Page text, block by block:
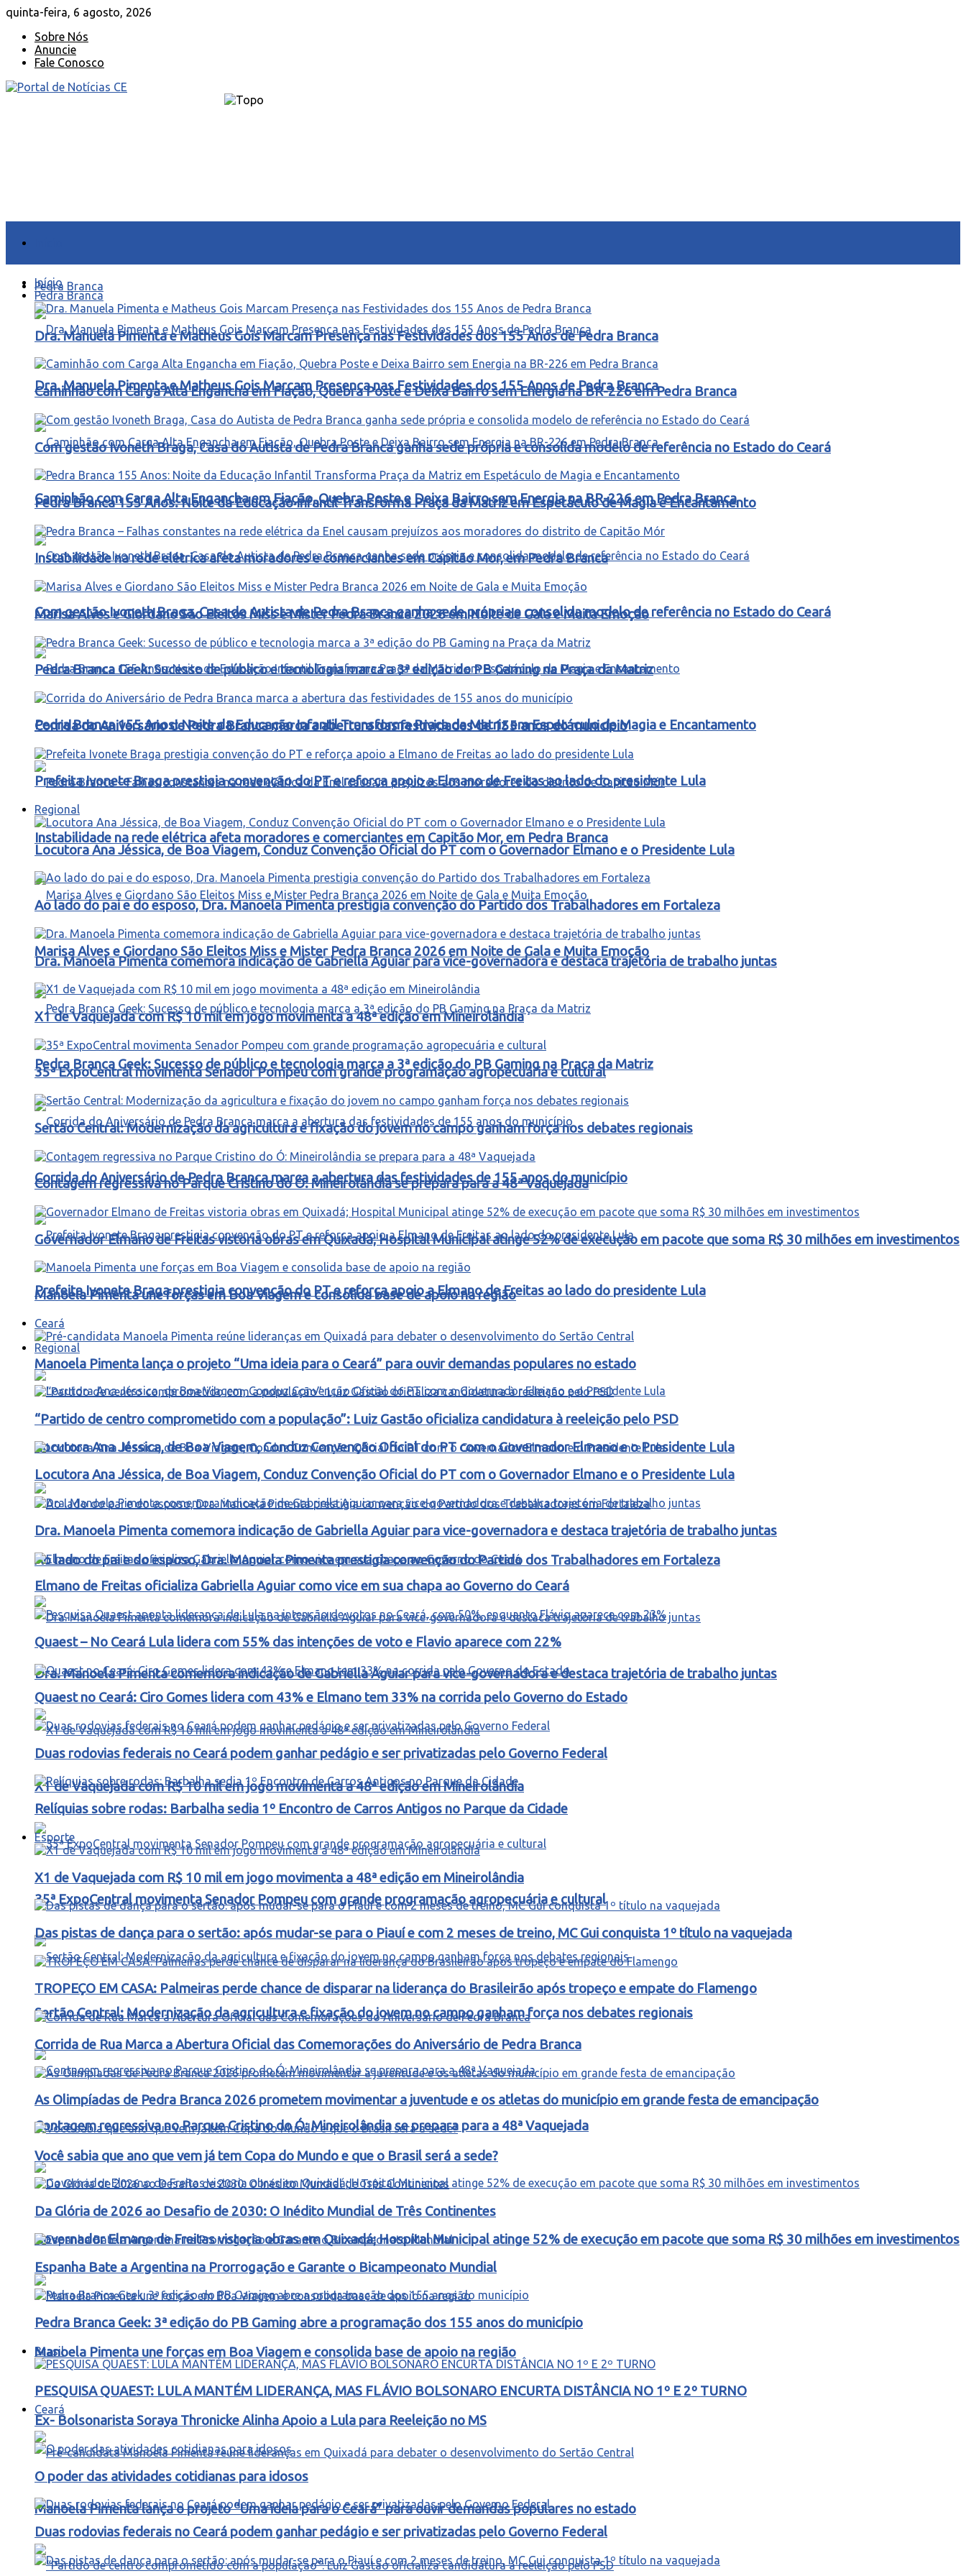
quinta-feira, 6 agosto, 2026
Sobre Nós
Anuncie
Fale Conosco
Pedra Branca
Dra. Manuela Pimenta e Matheus Gois Marcam Presença nas Festividades dos 155 Anos de Pedra Branca
Caminhão com Carga Alta Engancha em Fiação, Quebra Poste e Deixa Bairro sem Energia na BR-226 em Pedra Branca
Com gestão Ivoneth Braga, Casa do Autista de Pedra Branca ganha sede própria e consolida modelo de referência no Estado do Ceará
Pedra Branca 155 Anos: Noite da Educação Infantil Transforma Praça da Matriz em Espetáculo de Magia e Encantamento
Instabilidade na rede elétrica afeta moradores e comerciantes em Capitão Mor, em Pedra Branca
Marisa Alves e Giordano São Eleitos Miss e Mister Pedra Branca 2026 em Noite de Gala e Muita Emoção
Pedra Branca Geek: Sucesso de público e tecnologia marca a 3ª edição do PB Gaming na Praça da Matriz
Corrida do Aniversário de Pedra Branca marca a abertura das festividades de 155 anos do município
Prefeita Ivonete Braga prestigia convenção do PT e reforça apoio a Elmano de Freitas ao lado do presidente Lula
Regional
Locutora Ana Jéssica, de Boa Viagem, Conduz Convenção Oficial do PT com o Governador Elmano e o Presidente Lula
Ao lado do pai e do esposo, Dra. Manoela Pimenta prestigia convenção do Partido dos Trabalhadores em Fortaleza
Dra. Manoela Pimenta comemora indicação de Gabriella Aguiar para vice-governadora e destaca trajetória de trabalho juntas
X1 de Vaquejada com R$ 10 mil em jogo movimenta a 48ª edição em Mineirolândia
35ª ExpoCentral movimenta Senador Pompeu com grande programação agropecuária e cultural
Sertão Central: Modernização da agricultura e fixação do jovem no campo ganham força nos debates regionais
Contagem regressiva no Parque Cristino do Ó: Mineirolândia se prepara para a 48ª Vaquejada
Governador Elmano de Freitas vistoria obras em Quixadá; Hospital Municipal atinge 52% de execução em pacote que soma R$ 30 milhões em investimentos
Manoela Pimenta une forças em Boa Viagem e consolida base de apoio na região
Ceará
Manoela Pimenta lança o projeto “Uma ideia para o Ceará” para ouvir demandas populares no estado
Início
Pedra Branca
Dra. Manuela Pimenta e Matheus Gois Marcam Presença nas Festividades dos 155 Anos de Pedra Branca
Caminhão com Carga Alta Engancha em Fiação, Quebra Poste e Deixa Bairro sem Energia na BR-226 em Pedra Branca
Com gestão Ivoneth Braga, Casa do Autista de Pedra Branca ganha sede própria e consolida modelo de referência no Estado do Ceará
Pedra Branca 155 Anos: Noite da Educação Infantil Transforma Praça da Matriz em Espetáculo de Magia e Encantamento
Instabilidade na rede elétrica afeta moradores e comerciantes em Capitão Mor, em Pedra Branca
Marisa Alves e Giordano São Eleitos Miss e Mister Pedra Branca 2026 em Noite de Gala e Muita Emoção
Pedra Branca Geek: Sucesso de público e tecnologia marca a 3ª edição do PB Gaming na Praça da Matriz
Corrida do Aniversário de Pedra Branca marca a abertura das festividades de 155 anos do município
Prefeita Ivonete Braga prestigia convenção do PT e reforça apoio a Elmano de Freitas ao lado do presidente Lula
Regional
Locutora Ana Jéssica, de Boa Viagem, Conduz Convenção Oficial do PT com o Governador Elmano e o Presidente Lula
Ao lado do pai e do esposo, Dra. Manoela Pimenta prestigia convenção do Partido dos Trabalhadores em Fortaleza
Dra. Manoela Pimenta comemora indicação de Gabriella Aguiar para vice-governadora e destaca trajetória de trabalho juntas
X1 de Vaquejada com R$ 10 mil em jogo movimenta a 48ª edição em Mineirolândia
35ª ExpoCentral movimenta Senador Pompeu com grande programação agropecuária e cultural
Sertão Central: Modernização da agricultura e fixação do jovem no campo ganham força nos debates regionais
Contagem regressiva no Parque Cristino do Ó: Mineirolândia se prepara para a 48ª Vaquejada
Governador Elmano de Freitas vistoria obras em Quixadá; Hospital Municipal atinge 52% de execução em pacote que soma R$ 30 milhões em investimentos
Manoela Pimenta une forças em Boa Viagem e consolida base de apoio na região
Ceará
Manoela Pimenta lança o projeto “Uma ideia para o Ceará” para ouvir demandas populares no estado
“Partido de centro comprometido com a população”: Luiz Gastão oficializa candidatura à reeleição pelo PSD
Locutora Ana Jéssica, de Boa Viagem, Conduz Convenção Oficial do PT com o Governador Elmano e o Presidente Lula
Dra. Manoela Pimenta comemora indicação de Gabriella Aguiar para vice-governadora e destaca trajetória de trabalho juntas
Elmano de Freitas oficializa Gabriella Aguiar como vice em sua chapa ao Governo do Ceará
Quaest – No Ceará Lula lidera com 55% das intenções de voto e Flavio aparece com 22%
Quaest no Ceará: Ciro Gomes lidera com 43% e Elmano tem 33% na corrida pelo Governo do Estado
Duas rodovias federais no Ceará podem ganhar pedágio e ser privatizadas pelo Governo Federal
Relíquias sobre rodas: Barbalha sedia 1º Encontro de Carros Antigos no Parque da Cidade
Esporte
X1 de Vaquejada com R$ 10 mil em jogo movimenta a 48ª edição em Mineirolândia
Das pistas de dança para o sertão: após mudar-se para o Piauí e com 2 meses de treino, MC Gui conquista 1º título na vaquejada
TROPEÇO EM CASA: Palmeiras perde chance de disparar na liderança do Brasileirão após tropeço e empate do Flamengo
Corrida de Rua Marca a Abertura Oficial das Comemorações do Aniversário de Pedra Branca
As Olimpíadas de Pedra Branca 2026 prometem movimentar a juventude e os atletas do município em grande festa de emancipação
Você sabia que ano que vem já tem Copa do Mundo e que o Brasil será a sede?
Da Glória de 2026 ao Desafio de 2030: O Inédito Mundial de Três Continentes
Espanha Bate a Argentina na Prorrogação e Garante o Bicampeonato Mundial
Pedra Branca Geek: 3ª edição do PB Gaming abre a programação dos 155 anos do município
Brasil
PESQUISA QUAEST: LULA MANTÉM LIDERANÇA, MAS FLÁVIO BOLSONARO ENCURTA DISTÂNCIA NO 1º E 2º TURNO
Ex- Bolsonarista Soraya Thronicke Alinha Apoio a Lula para Reeleição no MS
O poder das atividades cotidianas para idosos
Duas rodovias federais no Ceará podem ganhar pedágio e ser privatizadas pelo Governo Federal